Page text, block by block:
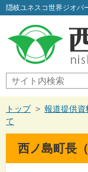
隠岐ユネスコ世界ジオパ
サ
イ
ト
内
検
索
現
在
の
トップ > 報道提供資
て
西ノ島町長